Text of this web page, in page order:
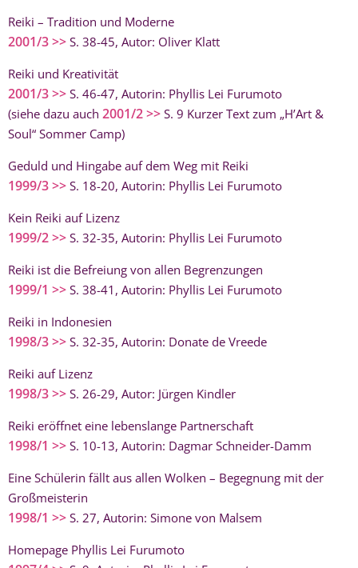
Reiki – Tradition und Moderne
2001/3 >> S. 38-45, Autor: Oliver Klatt
Reiki und Kreativität
2001/3 >> S. 46-47, Autorin: Phyllis Lei Furumoto
(siehe dazu auch 2001/2 >> S. 9 Kurzer Text zum „H’Art &
Soul“ Sommer Camp)
Geduld und Hingabe auf dem Weg mit Reiki
1999/3 >> S. 18-20, Autorin: Phyllis Lei Furumoto
Kein Reiki auf Lizenz
1999/2 >> S. 32-35, Autorin: Phyllis Lei Furumoto
Reiki ist die Befreiung von allen Begrenzungen
1999/1 >> S. 38-41, Autorin: Phyllis Lei Furumoto
Reiki in Indonesien
1998/3 >> S. 32-35, Autorin: Donate de Vreede
Reiki auf Lizenz
1998/3 >> S. 26-29, Autor: Jürgen Kindler
Reiki eröffnet eine lebenslange Partnerschaft
1998/1 >> S. 10-13, Autorin: Dagmar Schneider-Damm
Eine Schülerin fällt aus allen Wolken – Begegnung mit der
Großmeisterin
1998/1 >> S. 27, Autorin: Simone von Malsem
Homepage Phyllis Lei Furumoto